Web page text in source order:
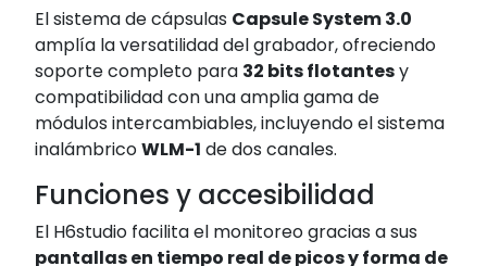
El sistema de cápsulas Capsule System 3.0
amplía la versatilidad del grabador, ofreciendo
soporte completo para 32 bits flotantesy
compatibilidad con una amplia gama de
módulos intercambiables, incluyendo el sistema
inalámbricoWLM-1 de dos canales.
Funciones y accesibilidad
El H6studio facilita el monitoreo gracias a sus
pantallas en tiempo real de picos y forma de